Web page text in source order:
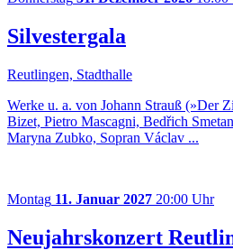
Silvestergala
Reutlingen, Stadthalle
Werke u. a. von Johann Strauß (»Der
Bizet, Pietro Mascagni, Bedřich
Maryna Zubko, Sopran Václav ...
Montag 11. Januar 2027 20:00 Uhr
Neujahrskonzert